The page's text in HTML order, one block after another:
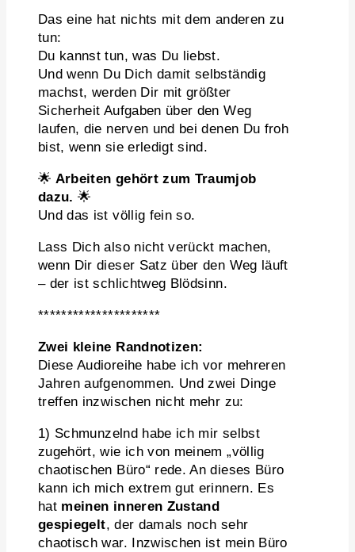
Das eine hat nichts mit dem anderen zu
tun:
Du kannst tun, was Du liebst.
Und wenn Du Dich damit selbständig
machst, werden Dir mit größter
Sicherheit Aufgaben über den Weg
laufen, die nerven und bei denen Du froh
bist, wenn sie erledigt sind.
🌟 Arbeiten gehört zum Traumjob
dazu. 🌟
Und das ist völlig fein so.
Lass Dich also nicht verückt machen,
wenn Dir dieser Satz über den Weg läuft
– der ist schlichtweg Blödsinn.
*********************
Zwei kleine Randnotizen:
Diese Audioreihe habe ich vor mehreren
Jahren aufgenommen. Und zwei Dinge
treffen inzwischen nicht mehr zu:
1) Schmunzelnd habe ich mir selbst
zugehört, wie ich von meinem „völlig
chaotischen Büro“ rede. An dieses Büro
kann ich mich extrem gut erinnern. Es
hat meinen inneren Zustand
gespiegelt, der damals noch sehr
chaotisch war. Inzwischen ist mein Büro